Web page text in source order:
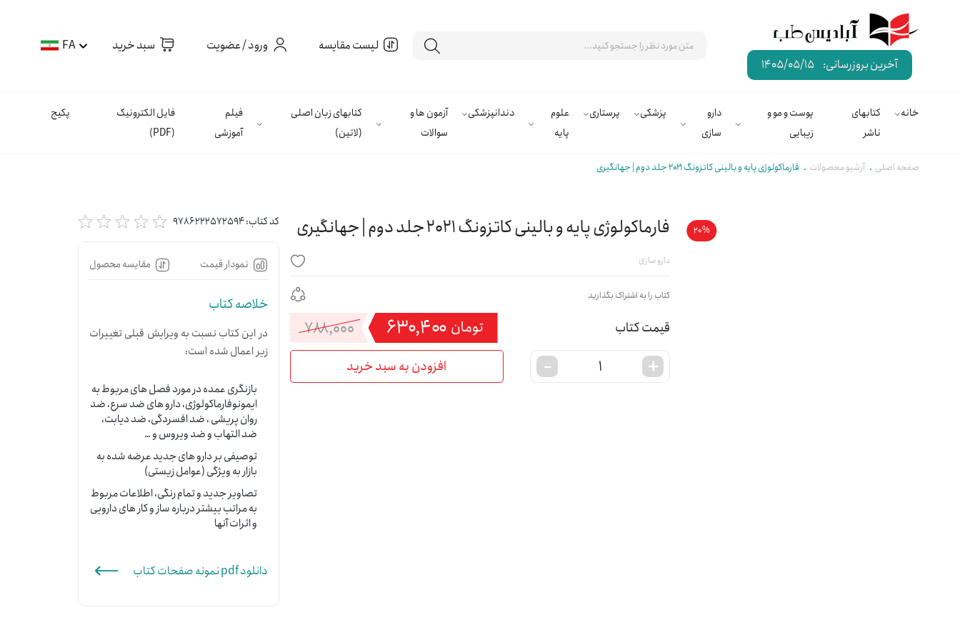
آخرین بروزرسانی: 1405/05/15
لیست مقایسه ورود / عضویت سبد خرید FA
خانه
کتابهای
ناشر
پوست و مو و
زیبایی
دارو
سازی
پزشکی پرستاری
علوم
پایه
دندانپزشکی
آزمون ها و
سوالات
کتابهای زبان اصلی
(لاتین)
فیلم
آموزشی
فایل الکترونیک
(PDF)
پکیج
صفحه اصلی آرشیو محصولات فارماکولوژی پایه و بالینی کاتزونگ ۲۰۲۱ جلد دوم | جهانگیری
20% فارماکولوژی پایه و بالینی کاتزونگ 2021 جلد دوم | جهانگیری
دارو سازی
کتاب را به اشتراک بگذارید
۷۸۸,۰۰۰
قیمت
۷۸۸,۰۰۰تومان
۶۳۰,۴۰۰ تومان
قیمت
۶۳۰,۴۰۰تومان.
افزودن به سبد خرید
کد کتاب:9786222572594
نمودار قیمت مقایسه محصول
خلاصه کتاب
در این کتاب نسبت به ویرایش قبلی تغییرات
زیر اعمال شده است:
بازنگری عمده در مورد فصل های مربوط به
ایمونوفارماکولوژی، دارو های ضد سرع، ضد
روان پریشی ، ضد افسردگی، ضد دیابت،
ضد التهاب و ضد ویروس و …
توصیفی بر دارو های جدید عرضه شده به
بازار به ویژگی (عوامل زیستی)
تصاویر جدید و تمام رنگی، اطلاعات مربوط
به مراتب بیشتر درباره ساز و کار های دارویی
و اثرات آنها
دانلود pdf نمونه صفحات کتاب